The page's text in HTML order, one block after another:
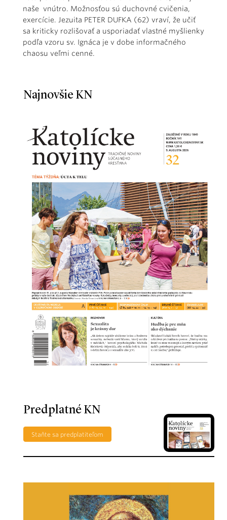
naše vnútro. Možnosťou sú duchovné cvičenia,
exercície. Jezuita PETER DUFKA (62) vraví, že učiť
sa kriticky rozlišovať a usporiadať vlastné myšlienky
podľa vzoru sv. Ignáca je v dobe informačného
chaosu veľmi cenné.
Najnovšie KN
Predplatné KN
Staňte sa predplatiteľom